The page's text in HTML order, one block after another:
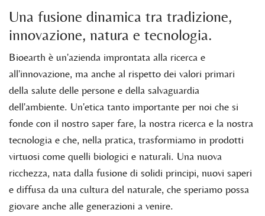
Una fusione dinamica tra tradizione,
innovazione, natura e tecnologia.
Bioearth è un'azienda improntata alla ricerca e
all'innovazione, ma anche al rispetto dei valori primari
della salute delle persone e della salvaguardia
dell'ambiente. Un'etica tanto importante per noi che si
fonde con il nostro saper fare, la nostra ricerca e la nostra
tecnologia e che, nella pratica, trasformiamo in prodotti
virtuosi come quelli biologici e naturali. Una nuova
ricchezza, nata dalla fusione di solidi principi, nuovi saperi
e diffusa da una cultura del naturale, che speriamo possa
giovare anche alle generazioni a venire.